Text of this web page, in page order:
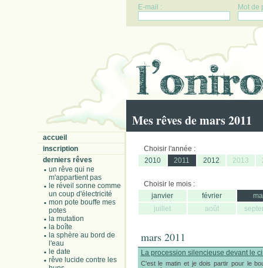
E-mail : Mot de
Mes rêves de mars 2011
accueil
inscription
derniers rêves
un rêve qui ne
m'appartient pas
le réveil sonne comme
un coup d'électricité
mon pote bouffe mes
potes
la mutation
la boîte
la sphère au bord de
l'eau
le date
rêve lucide contre les
Choisir l'année :
2010
2011 2012 2013
Choisir le mois :
janvier
février
juillet
août
mars 2011
La procession silencieuse devant le
C'est le matin et je dois partir pour le